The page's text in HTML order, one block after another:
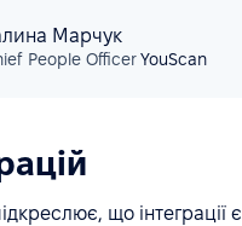
Марчук
People OfficerYouScan
що інтеграції є